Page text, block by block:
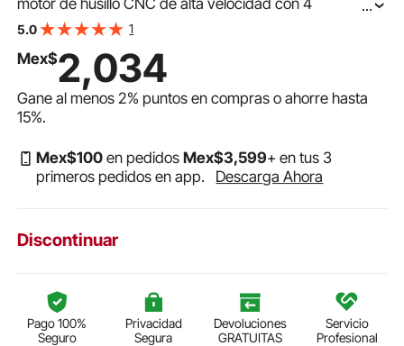
motor de husillo CNC de alta velocidad con 4
rodamientos, 24 000 RPM, 400 Hz, para máquinas de
...
5.0 1
Mex$2,034
Gane al menos2% puntos en compras o ahorre hasta
15%.
Mex$100 en pedidosMex$3,599+ en tus 3
primeros pedidos en app.
Descarga Ahora
Discontinuar
Pago 100%
Seguro
Privacidad
Segura
Devoluciones
GRATUITAS
Servicio
Profesional